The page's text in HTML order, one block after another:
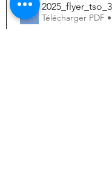
Télécharger PDF